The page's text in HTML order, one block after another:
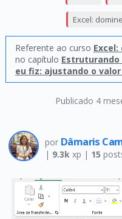
Publicado 4
Excel:
Referente ao curso
no capítulo Estruturando
eu fiz: ajustando o
por Dâmaris
| 9.3kxp | 15